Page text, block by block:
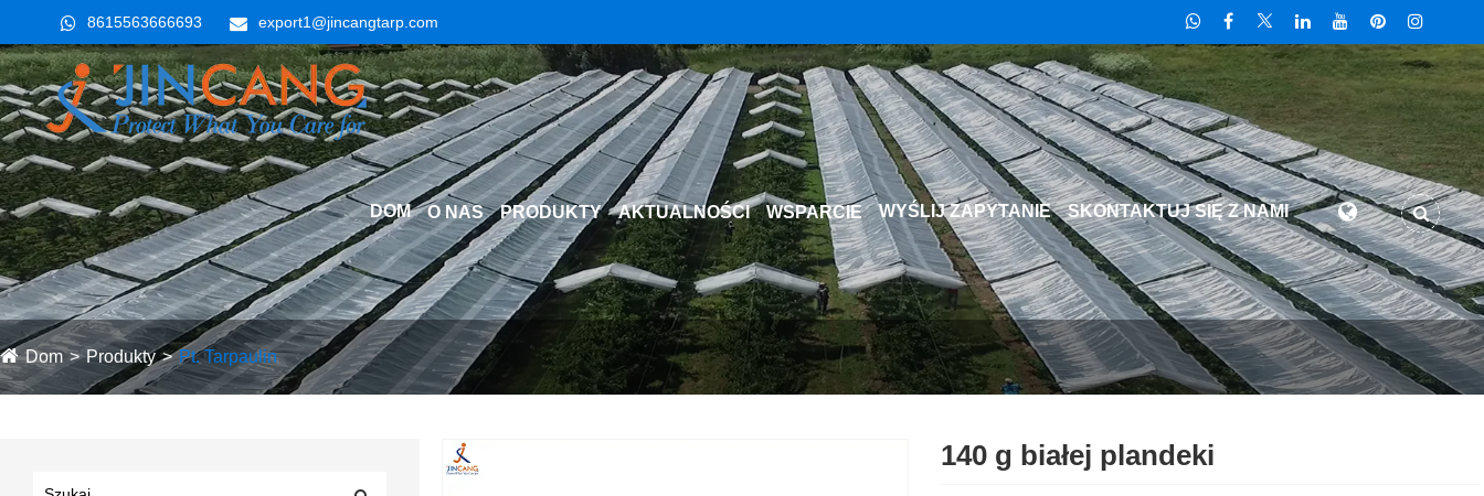
8615563666693 export1@jincangtarp.com
DOM O NAS PRODUKTY AKTUALNOŚCI WSPARCIE WYŚLIJ ZAPYTANIE SKONTAKTUJ SIĘ Z NAMI
Dom Produkty Pt. Tarpaulin
140 g białej plandeki